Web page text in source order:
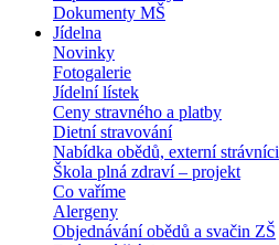
Dokumenty MŠ
Jídelna
Novinky
Fotogalerie
Jídelní lístek
Ceny stravného a platby
Dietní stravování
Nabídka obědů, externí strávníci
Škola plná zdraví – projekt
Co vaříme
Alergeny
Objednávání obědů a svačin ZŠ